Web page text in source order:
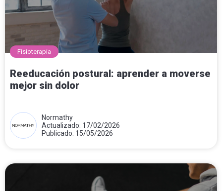
Fisioterapia
Reeducación postural: aprender a moverse
mejor sin dolor
Normathy
Actualizado: 17/02/2026
Publicado: 15/05/2026